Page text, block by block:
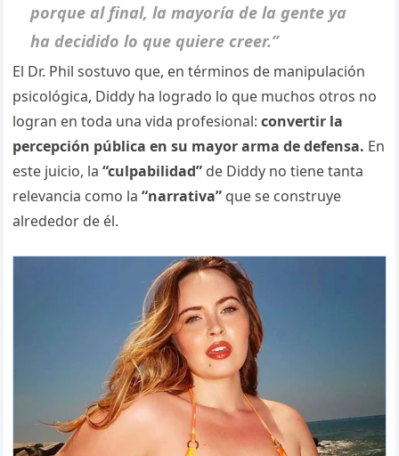
porque al final, la mayoría de la gente ya
ha decidido lo que quiere creer.”
El Dr. Phil sostuvo que, en términos de manipulación
psicológica, Diddy ha logrado lo que muchos otros no
logran en toda una vida profesional:convertir la
percepción pública en su mayor arma de defensa. En
este juicio, la“culpabilidad” de Diddy no tiene tanta
relevancia como la“narrativa” que se construye
alrededor de él.